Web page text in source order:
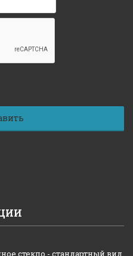
стекло - стандартный вид